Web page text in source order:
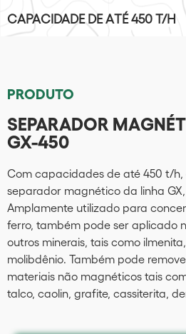
CAPACIDADE DE ATÉ 450 T/H
PRODUTO
SEPARADOR
GX-450
Com capacidades de até 450 t/h,
separador magnético da linha
Amplamente utilizado para
ferro, também pode ser aplicado
outros minerais, tais como
molibdênio. Também pode
materiais não magnéticos tais
talco, caolin, grafite, cassiterita,